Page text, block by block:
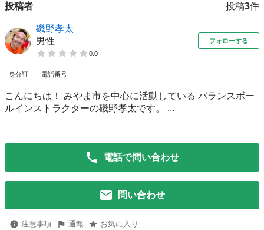
投稿者 投稿3件
磯野孝太
男性
0.0
フォローする
身分証 電話番号
こんにちは！ みやま市を中心に活動している バランスボー
ルインストラクターの磯野孝太です。 ...
電話で問い合わせ
問い合わせ
注意事項 通報 お気に入り